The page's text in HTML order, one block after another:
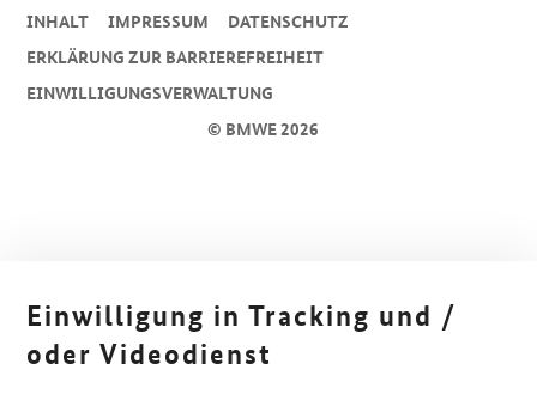
© BMWE 2026
INHALT IMPRESSUM
DA­TEN­SCHUTZ
ERKLÄRUNG ZUR BARRIEREFREIHEIT
EINWILLIGUNGSVERWALTUNG
Einwilligung in Tracking und /
oder Videodienst